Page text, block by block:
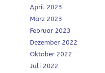
April 2023
März 2023
Februar 2023
Dezember 2022
Oktober 2022
Juli 2022